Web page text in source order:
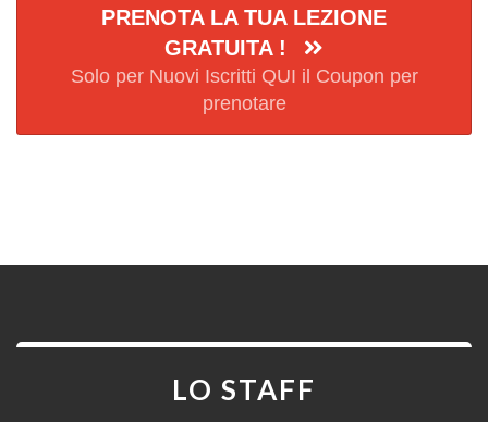
PRENOTA LA TUA LEZIONE
GRATUITA !
Solo per Nuovi Iscritti QUI il Coupon per
prenotare
LO STAFF